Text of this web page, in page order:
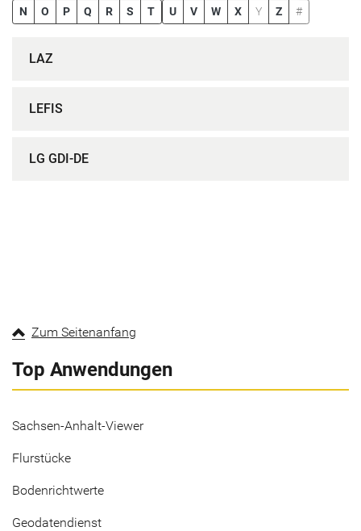
N
O P Q R S T U V W X Y Z #
LAZ
LEFIS
LG GDI-DE
Zum Seitenanfang
Top Anwendungen
Sachsen-Anhalt-Viewer
Flurstücke
Bodenrichtwerte
Geodatendienst